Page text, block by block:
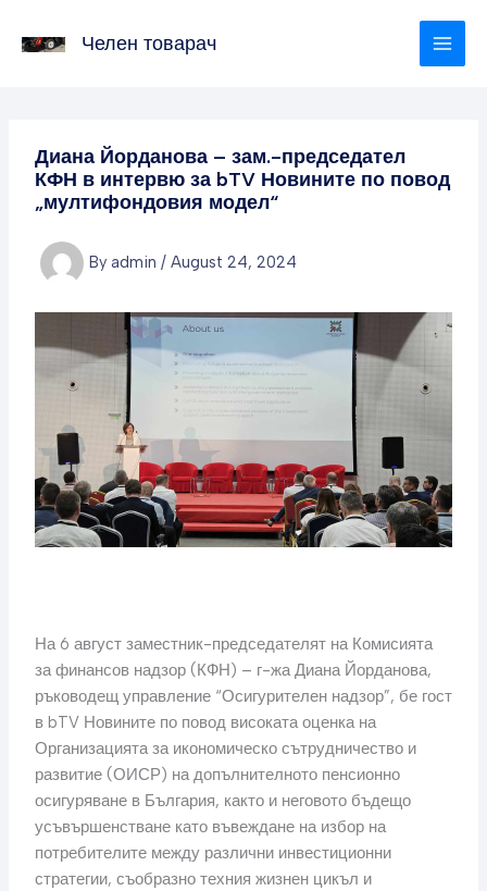
Челен товарач
Диана Йорданова – зам.-председател
КФН в интервю за bTV Новините по повод
„мултифондовия модел“
By admin / August 24, 2024
На 6 август заместник-председателят на Комисията
за финансов надзор (КФН) – г-жа Диана Йорданова,
ръководещ управление “Осигурителен надзор”, бе гост
в bTV Новините по повод високата оценка на
Организацията за икономическо сътрудничество и
развитие (ОИСР) на допълнителното пенсионно
осигуряване в България, както и неговото бъдещо
усъвършенстване като въвеждане на избор на
потребителите между различни инвестиционни
стратегии, съобразно техния жизнен цикъл и